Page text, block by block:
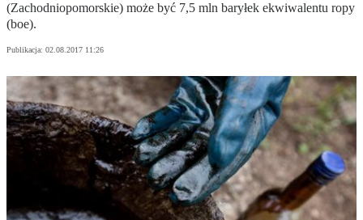
(Zachodniopomorskie) może być 7,5 mln baryłek ekwiwalentu ropy
(boe).
Publikacja: 02.08.2017 11:26